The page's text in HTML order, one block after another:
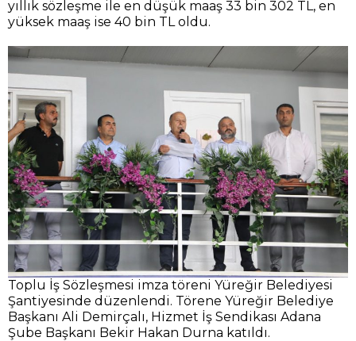
yıllık sözleşme ile en düşük maaş 33 bin 302 TL, en
yüksek maaş ise 40 bin TL oldu.
Toplu İş Sözleşmesi imza töreni Yüreğir Belediyesi
Şantiyesinde düzenlendi. Törene Yüreğir Belediye
Başkanı Ali Demirçalı, Hizmet İş Sendikası Adana
Şube Başkanı Bekir Hakan Durna katıldı.